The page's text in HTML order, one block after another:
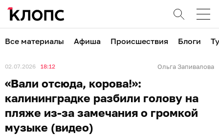
Все материалы Афиша Происшествия Блоги
02.07.2026 18:12 Ольга Запивалова
«Вали отсюда, корова!»:
калининградке разбили голову на
пляже из-за замечания о громкой
музыке (видео)